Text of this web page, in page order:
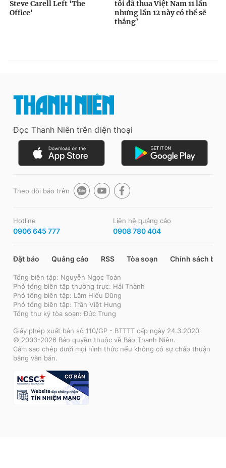
Đọc Thanh Niên trên điện thoại
Theo dõi báo trên
Hotline
0906 645 777
Liên hệ quảng cáo
0908 780 404
Đặt báo Quảng cáo RSS Tòa soạn Chính sách bảo
Tổng biên tập: Nguyễn Ngọc Toàn
Phó tổng biên tập thường trực: Hải Thành
Phó tổng biên tập: Lâm Hiếu Dũng
Phó tổng biên tập: Trần Việt Hưng
Tổng thư ký tòa soạn: Đức Trung
Giấy phép xuất bản số 110/GP - BTTTT cấp ngày 24.3.2020
© 2003-2026 Bản quyền thuộc về Báo Thanh Niên.
Cấm sao chép dưới mọi hình thức nếu không có sự chấp thuận
bằng văn bản.